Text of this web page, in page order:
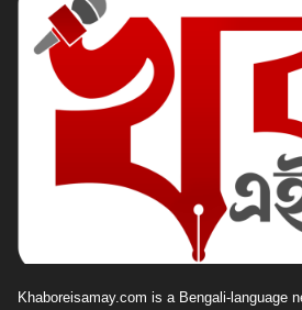
Khaboreisamay.com is a Bengali-language